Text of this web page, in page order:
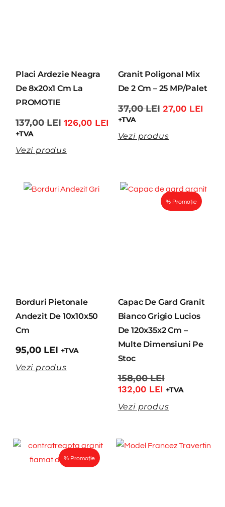
Placi Ardezie Neagra
De 8x20x1 Cm La
PROMOTIE
137,00LEI 126,00 LEI
+TVA
Vezi produs
Granit Poligonal Mix
De 2 Cm – 25 MP/Palet
37,00LEI 27,00 LEI
+TVA
Vezi produs
Borduri Pietonale
Andezit De 10x10x50
Cm
95,00 LEI +TVA
Vezi produs
% Promoție
Capac De Gard Granit
Bianco Grigio Lucios
De 120x35x2 Cm –
Multe Dimensiuni Pe
Stoc
158,00LEI
132,00 LEI +TVA
Vezi produs
% Promoție